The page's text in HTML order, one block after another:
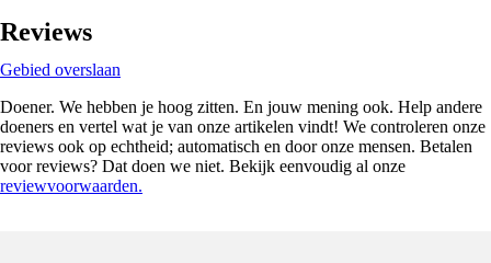
Reviews
Gebied overslaan
Doener. We hebben je hoog zitten. En jouw mening ook. Help andere
doeners en vertel wat je van onze artikelen vindt! We controleren onze
reviews ook op echtheid; automatisch en door onze mensen. Betalen
voor reviews? Dat doen we niet. Bekijk eenvoudig al onze
reviewvoorwaarden.